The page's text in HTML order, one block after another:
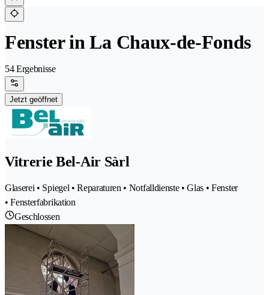
Fenster in La Chaux-de-Fonds
54 Ergebnisse
Jetzt geöffnet
Vitrerie Bel-Air Sàrl
Glaserei • Spiegel • Reparaturen • Notfalldienste • Glas • Fenster
• Fensterfabrikation
Geschlossen